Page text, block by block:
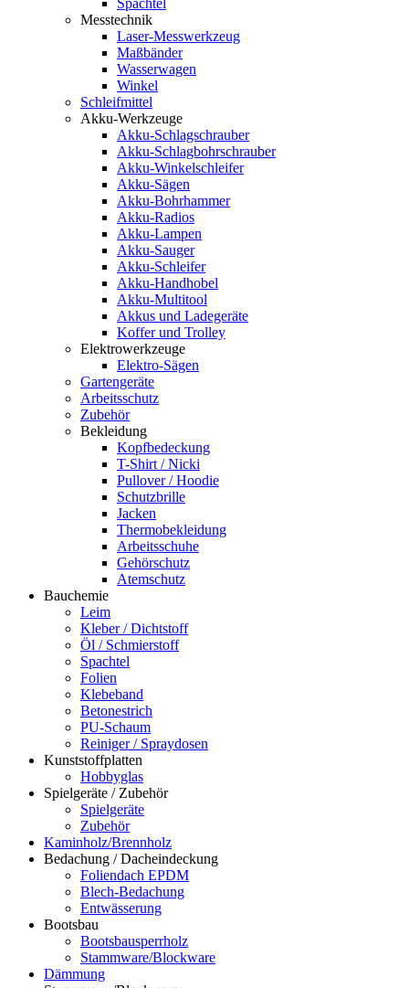
Spachtel
Messtechnik
Laser-Messwerkzeug
Maßbänder
Wasserwagen
Winkel
Schleifmittel
Akku-Werkzeuge
Akku-Schlagschrauber
Akku-Schlagbohrschrauber
Akku-Winkelschleifer
Akku-Sägen
Akku-Bohrhammer
Akku-Radios
Akku-Lampen
Akku-Sauger
Akku-Schleifer
Akku-Handhobel
Akku-Multitool
Akkus und Ladegeräte
Koffer und Trolley
Elektrowerkzeuge
Elektro-Sägen
Gartengeräte
Arbeitsschutz
Zubehör
Bekleidung
Kopfbedeckung
T-Shirt / Nicki
Pullover / Hoodie
Schutzbrille
Jacken
Thermobekleidung
Arbeitsschuhe
Gehörschutz
Atemschutz
Bauchemie
Leim
Kleber / Dichtstoff
Öl / Schmierstoff
Spachtel
Folien
Klebeband
Betonestrich
PU-Schaum
Reiniger / Spraydosen
Kunststoffplatten
Hobbyglas
Spielgeräte / Zubehör
Spielgeräte
Zubehör
Kaminholz/Brennholz
Bedachung / Dacheindeckung
Foliendach EPDM
Blech-Bedachung
Entwässerung
Bootsbau
Bootsbausperrholz
Stammware/Blockware
Dämmung